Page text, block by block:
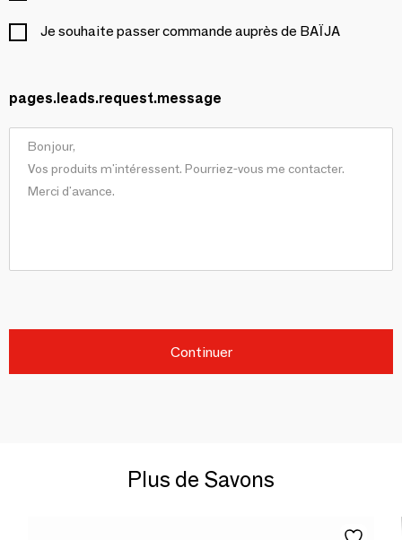
Je souhaite passer commande auprès de BAÏJA
pages.leads.request.message
Continuer
Plus de Savons